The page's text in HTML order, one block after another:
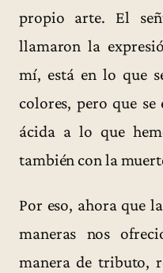
propio arte. El
llamaron la
mí, está en lo que
colores, pero que
ácida a lo que
también con la
Por eso, ahora que
maneras nos
manera de tributo,